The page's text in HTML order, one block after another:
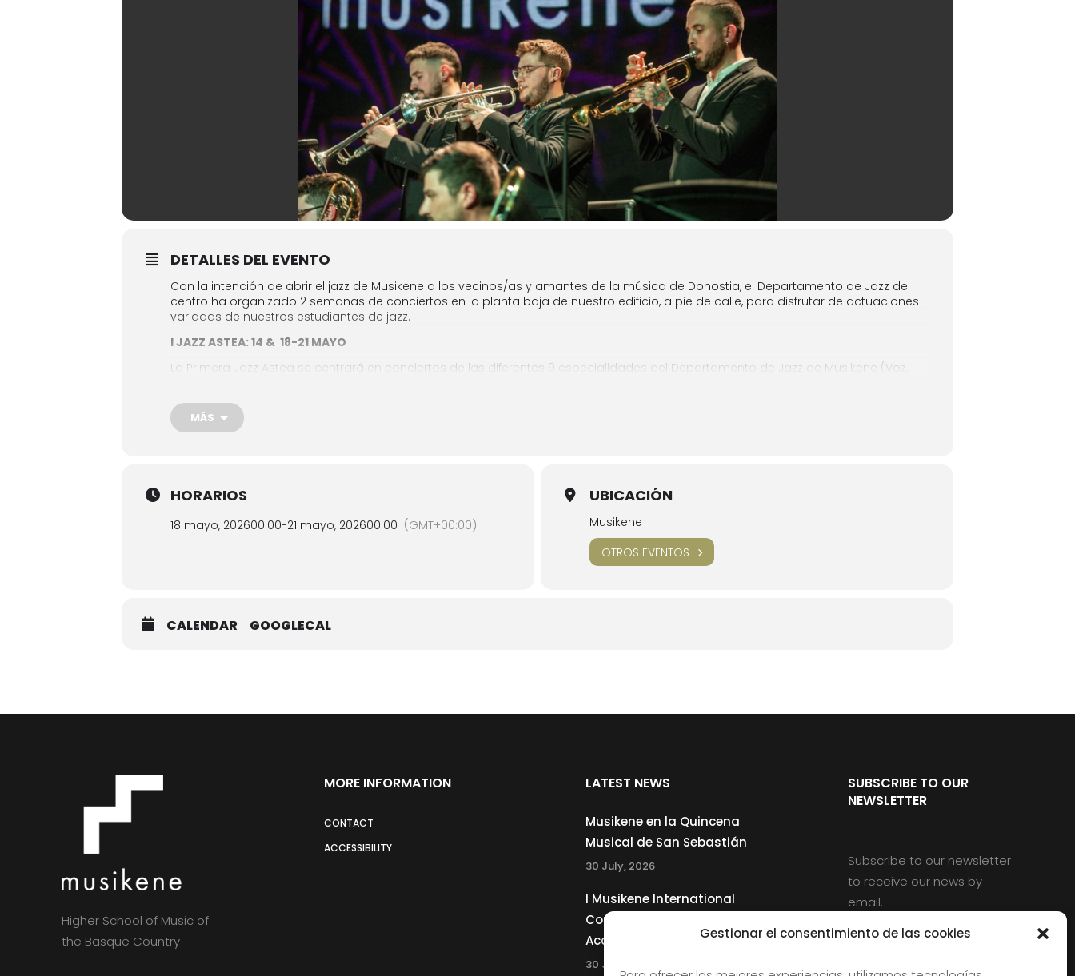
Gestionar el consentimiento de las cookies
DETALLES DEL EVENTO
Con la intención de abrir el jazz de Musikene a los vecinos/as y amantes de la música de Donostia, el Departamento de Jazz del
centro ha organizado 2 semanas de conciertos en la planta baja de nuestro edificio, a pie de calle, para disfrutar de actuaciones
variadas de nuestros estudiantes de jazz.
I JAZZ ASTEA: 14 & 18-21 MAYO
La Primera Jazz Astea se centrará en conciertos de las diferentes 9 especialidades del Departamento de Jazz de Musikene (Voz,
II JAZZ ASTEA: 25-28 MAYO
Entrada libre y gratuita hasta completar aforo
MÁS
HORARIOS
18 mayo, 202600:00-21 mayo, 202600:00 (GMT+00:00)
UBICACIÓN
Musikene
OTROS EVENTOS
CALENDAR GOOGLECAL
Higher School of Music of
the Basque Country
MORE INFORMATION
CONTACT
ACCESSIBILITY
LATEST NEWS
Musikene en la Quincena
Musical de San Sebastián
30 July, 2026
I Musikene International
Competition for Young
Accordionists
30 July, 2026
SUBSCRIBE TO OUR
NEWSLETTER
Subscribe to our newsletter
to receive our news by
email.